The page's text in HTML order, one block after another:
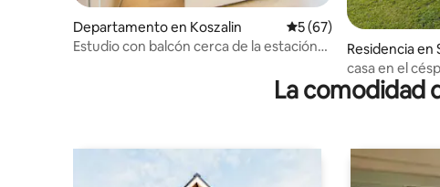
Departamento en Koszalin Calificación promedio:
5 (67)
Estudio con balcón cerca de la estación
Residencia en
casa en el
La comodidad